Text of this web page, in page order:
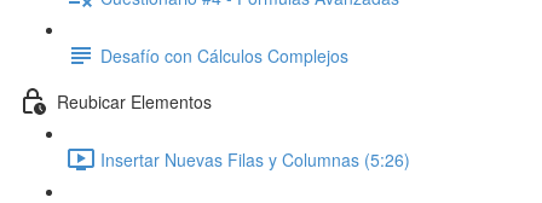
Desafío con Cálculos Complejos
Reubicar Elementos
Insertar Nuevas Filas y Columnas (5:26)